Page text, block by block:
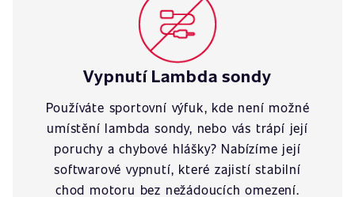
Vypnutí Lambda sondy
Používáte sportovní výfuk, kde není možné
umístění lambda sondy, nebo vás trápí její
poruchy a chybové hlášky? Nabízíme její
softwarové vypnutí, které zajistí stabilní
chod motoru bez nežádoucích omezení.